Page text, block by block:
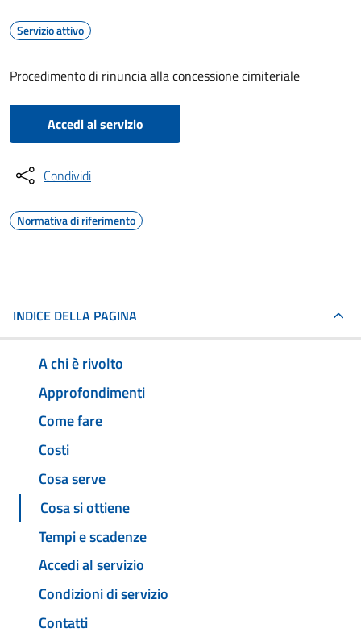
Servizio attivo
Procedimento di rinuncia alla concessione cimiteriale
Accedi al servizio
Condividi
Normativa di riferimento
INDICE DELLA PAGINA
A chi è rivolto
Approfondimenti
Come fare
Costi
Cosa serve
Cosa si ottiene
Tempi e scadenze
Accedi al servizio
Condizioni di servizio
Contatti